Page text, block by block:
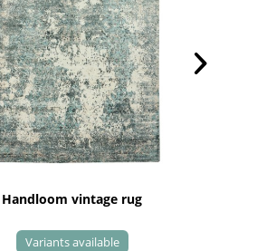
Handloom vintage rug
Variants available